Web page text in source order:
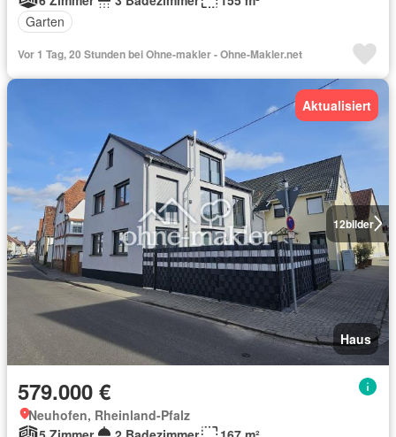
Garten
Vor 1 Tag, 20 Stunden bei Ohne-makler - Ohne-Makler.net
12bilder
Aktualisiert
Haus
579.000 €
Neuhofen, Rheinland-Pfalz